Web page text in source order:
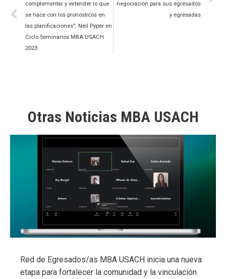
complementar y extender lo que
se hace con los pronósticos en
las planificaciones”: Neil Pyper en
Ciclo Seminarios MBA USACH
2023
negociación para sus egresados
y egresadas
Otras Noticias MBA USACH
Red de Egresados/as MBA USACH inicia una nueva
etapa para fortalecer la comunidad y la vinculación